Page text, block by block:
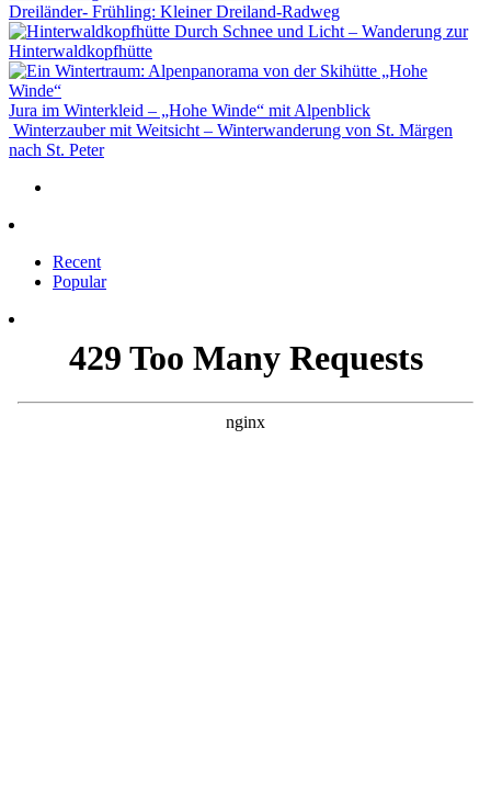
Dreiländer- Frühling: Kleiner Dreiland-Radweg
Durch Schnee und Licht – Wanderung zur
Hinterwaldkopfhütte
Jura im Winterkleid – „Hohe Winde“ mit Alpenblick
Winterzauber mit Weitsicht – Winterwanderung von St. Märgen
nach St. Peter
Recent
Popular